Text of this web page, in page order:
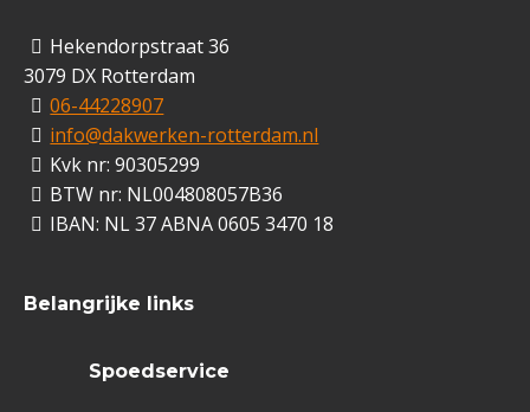
Hekendorpstraat 36
3079 DX Rotterdam
06-44228907
info@dakwerken-rotterdam.nl
Kvk nr: 90305299
BTW nr: NL004808057B36
IBAN: NL 37 ABNA 0605 3470 18
Belangrijke links
Spoedservice